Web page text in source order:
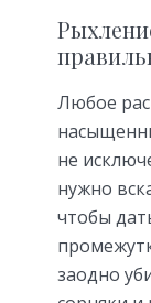
Любое
не
нужно
чтобы
заодно